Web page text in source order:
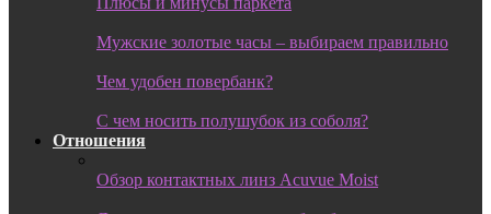
Мужские золотые часы – выбираем правильно
Чем удобен повербанк?
С чем носить полушубок из соболя?
Отношения
Обзор контактных линз Acuvue Moist